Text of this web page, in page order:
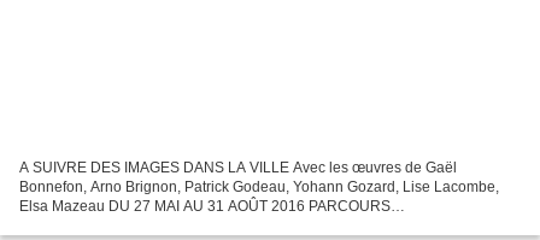
A SUIVRE DES IMAGES DANS LA VILLE Avec les œuvres de Gaël
Bonnefon, Arno Brignon, Patrick Godeau, Yohann Gozard, Lise Lacombe,
Elsa Mazeau DU 27 MAI AU 31 AOÛT 2016 PARCOURS